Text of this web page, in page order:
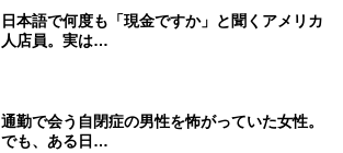
日本語で何度も「現金ですか」と聞くアメリカ
人店員。実は…
通勤で会う自閉症の男性を怖がっていた女性。
でも、ある日…